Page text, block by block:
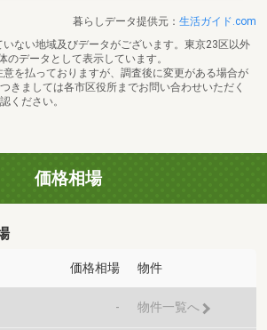
暮らしデータ提供元： 生活ガイド.com
ない地域及びデータがございます。東京23区以外
のデータとして表示しています。
を払っておりますが、調査後に変更がある場合が
きましては各市区役所までお問い合わせいただく
ください。
価格相場
価格相場 物件
- 物件一覧へ